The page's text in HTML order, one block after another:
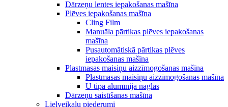
Dārzeņu lentes iepakošanas mašīna
Plēves iepakošanas mašīna
Cling Film
Manuāla pārtikas plēves iepakošanas
mašīna
Pusautomātiskā pārtikas plēves
iepakošanas mašīna
Plastmasas maisiņu aizzīmogošanas mašīna
Plastmasas maisiņu aizzīmogošanas mašīna
U tipa alumīnija naglas
Dārzeņu saistīšanas mašīna
Lielveikalu piederumi